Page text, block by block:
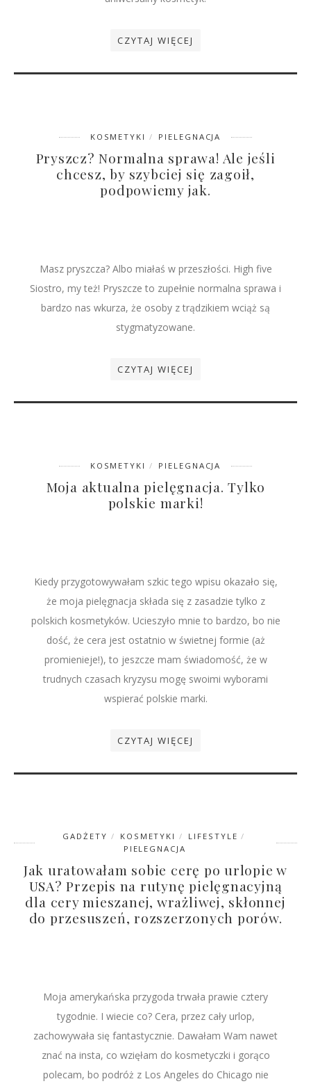
CZYTAJ WIĘCEJ
KOSMETYKI PIELEGNACJA
Pryszcz? Normalna sprawa! Ale jeśli
chcesz, by szybciej się zagoił,
podpowiemy jak.
Masz pryszcza? Albo miałaś w przeszłości. High five
Siostro, my też! Pryszcze to zupełnie normalna sprawa i
bardzo nas wkurza, że osoby z trądzikiem wciąż są
stygmatyzowane.
CZYTAJ WIĘCEJ
KOSMETYKI PIELEGNACJA
Moja aktualna pielęgnacja. Tylko
polskie marki!
Kiedy przygotowywałam szkic tego wpisu okazało się,
że moja pielęgnacja składa się z zasadzie tylko z
polskich kosmetyków. Ucieszyło mnie to bardzo, bo nie
dość, że cera jest ostatnio w świetnej formie (aż
promienieje!), to jeszcze mam świadomość, że w
trudnych czasach kryzysu mogę swoimi wyborami
wspierać polskie marki.
CZYTAJ WIĘCEJ
GADŻETY KOSMETYKI
LIFESTYLE
PIELEGNACJA
Jak uratowałam sobie cerę po urlopie w
USA? Przepis na rutynę pielęgnacyjną
dla cery mieszanej, wrażliwej, skłonnej
do przesuszeń, rozszerzonych porów.
Moja amerykańska przygoda trwała prawie cztery
tygodnie. I wiecie co? Cera, przez cały urlop,
zachowywała się fantastycznie. Dawałam Wam nawet
znać na insta, co wzięłam do kosmetyczki i gorąco
polecam, bo podróż z Los Angeles do Chicago nie